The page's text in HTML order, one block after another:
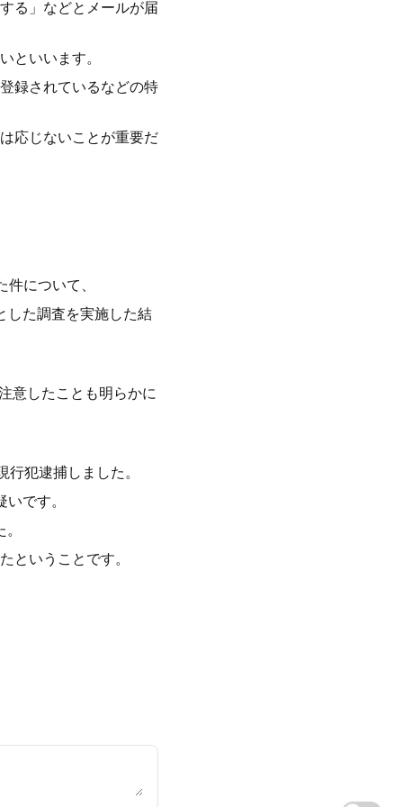
る」などとメールが届
といいます。
録されているなどの特
応じないことが重要だ
について、
した調査を実施した結
意したことも明らかに
犯逮捕しました。
です。
ということです。